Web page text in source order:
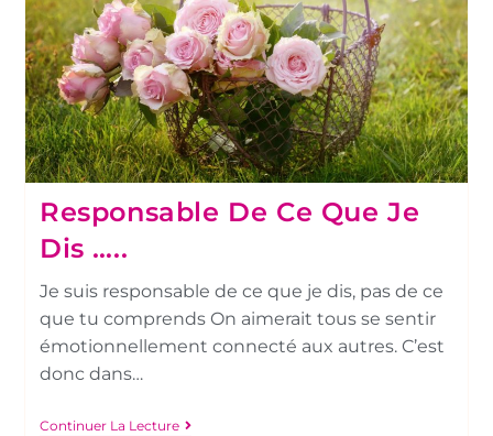
Responsable De Ce Que Je
Dis …..
Je suis responsable de ce que je dis, pas de ce
que tu comprends On aimerait tous se sentir
émotionnellement connecté aux autres. C’est
donc dans…
Continuer La Lecture